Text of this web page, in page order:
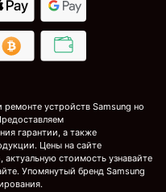
устройств Samsung но
гарантии, а также
Цены на сайте
стоимость узнавайте
Упомянутый бренд Samsung